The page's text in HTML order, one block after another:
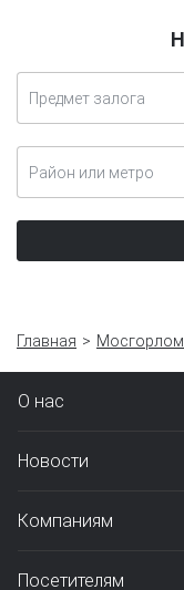
Предмет залога
Район или метро
Главная
О нас
Новости
Компаниям
Посетителям